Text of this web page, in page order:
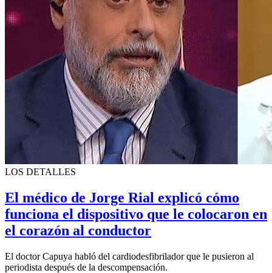
LOS DETALLES
El médico de Jorge Rial explicó cómo
funciona el dispositivo que le colocaron en
el corazón al conductor
El doctor Capuya habló del cardiodesfibrilador que le pusieron al
periodista después de la descompensación.